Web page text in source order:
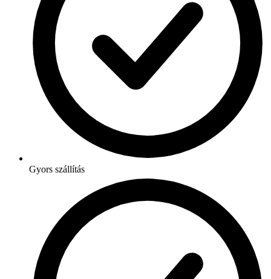
Gyors szállítás